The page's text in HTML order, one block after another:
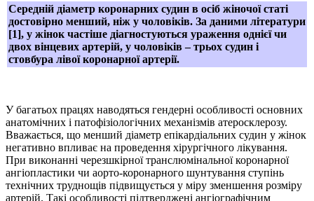
Середній діаметр коронарних судин в осіб жіночої статі
достовірно менший, ніж у чоловіків. За даними літератури
[1], у жінок частіше діагностуються ураження однієї чи
двох вінцевих артерій, у чоловіків – трьох судин і
стовбура лівої коронарної артерії.
У багатьох працях наводяться гендерні особливості основних
анатомічних і патофізіологічних механізмів атеросклерозу.
Вважається, що менший діаметр епікардіальних судин у жінок
негативно впливає на проведення хірургічного лікування.
При виконанні черезшкірної транслюмінальної коронарної
ангіопластики чи аорто-коронарного шунтування ступінь
технічних труднощів підвищується у міру зменшення розміру
артерій. Такі особливості підтверджені ангіографічним